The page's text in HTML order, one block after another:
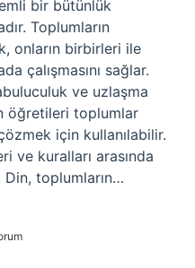
bir bütünlük
Toplumların
onların birbirleri ile
çalışmasını sağlar.
ve uzlaşma
öğretileri toplumlar
için kullanılabilir.
ve kuralları arasında
toplumların…